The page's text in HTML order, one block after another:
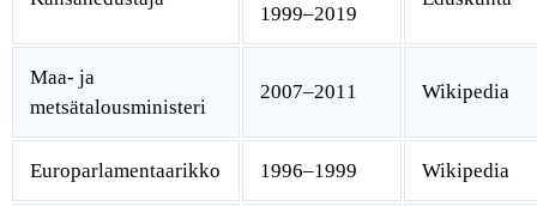
1999–2019
Maa- ja
metsätalousministeri
2007–2011 Wikipedia
Europarlamentaarikko 1996–1999 Wikipedia